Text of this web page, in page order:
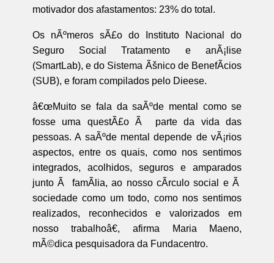
motivador dos afastamentos: 23% do total.
Os nÃºmeros sÃ£o do Instituto Nacional do
Seguro Social Tratamento e anÃ¡lise
(SmartLab), e do Sistema Ãšnico de BenefÃ­cios
(SUB), e foram compilados pelo Dieese.
â€œMuito se fala da saÃºde mental como se
fosse uma questÃ£o Ã parte da vida das
pessoas. A saÃºde mental depende de vÃ¡rios
aspectos, entre os quais, como nos sentimos
integrados, acolhidos, seguros e amparados
junto Ã famÃ­lia, ao nosso cÃ­rculo social e Ã
sociedade como um todo, como nos sentimos
realizados, reconhecidos e valorizados em
nosso trabalhoâ€, afirma Maria Maeno,
mÃ©dica pesquisadora da Fundacentro.